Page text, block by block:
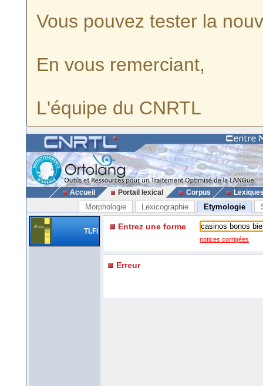
Vous pouvez tester la
En vous remerciant,
L'équipe du CNRTL
Accueil Portail lexical Corpus
Morphologie Lexicographie Etymologie
TLFi Entrez une forme
notices corrigées
Erreur